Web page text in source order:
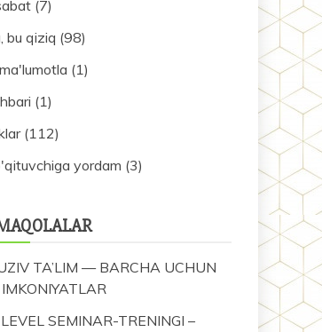
(7)
bu qiziq (98)
(1)
(1)
(112)
yordam (3)
TA’LIM — BARCHA UCHUN
SEMINAR-TRENINGI –